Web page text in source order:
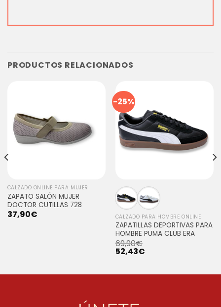
PRODUCTOS RELACIONADOS
CALZADO ONLINE PARA MUJER
ZAPATO SALÓN MUJER
DOCTOR CUTILLAS 728
37,90€
-25%
CALZADO PARA HOMBRE ONLINE
ZAPATILLAS DEPORTIVAS PARA
HOMBRE PUMA CLUB ERA
69,90€
52,43€